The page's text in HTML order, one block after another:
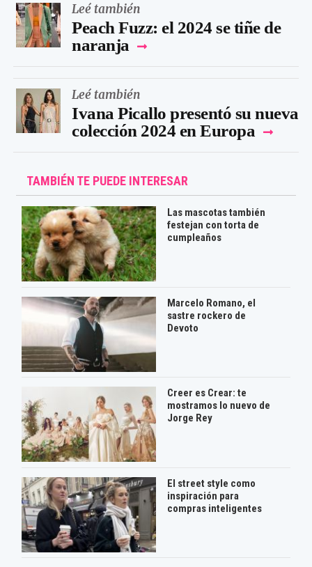
Leé también
Peach Fuzz: el 2024 se tiñe de
naranja
Leé también
Ivana Picallo presentó su nueva
colección 2024 en Europa
TAMBIÉN TE PUEDE INTERESAR
Las mascotas también
festejan con torta de
cumpleaños
Marcelo Romano, el
sastre rockero de
Devoto
Creer es Crear: te
mostramos lo nuevo de
Jorge Rey
El street style como
inspiración para
compras inteligentes